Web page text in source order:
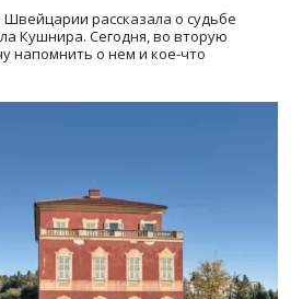
рассказала о судьбе
Кушнира. Сегодня, во вторую
напомнить о нем и кое-что